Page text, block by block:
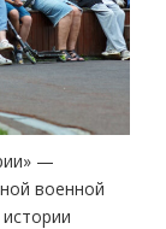
—
военной